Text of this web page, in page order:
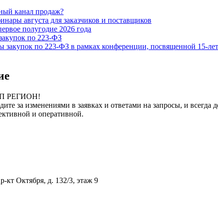
канал продаж?
августа для заказчиков и поставщиков
полугодие 2026 года
по 223-ФЗ
закупок по 223-ФЗ в рамках конференции, посвященной 15-
РЕГИОН!
за изменениями в заявках и ответами на запросы, и
и оперативной.
кт Октября, д. 132/3, этаж 9